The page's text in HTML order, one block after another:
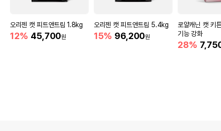
오리젠 캣 피트앤트림 1.8kg
12% 45,700원
오리젠 캣 피트앤트림 5.4kg
15% 96,200원
로얄캐닌 캣 키
기능 강화
28%